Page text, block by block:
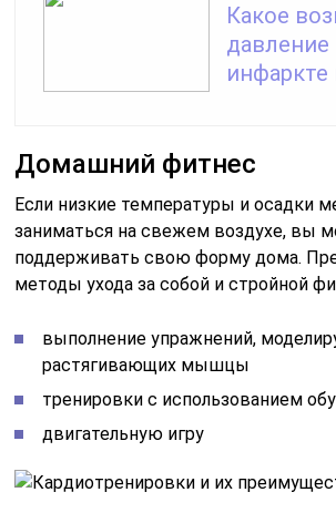
Какое
давление
Домашний фитнес
Если низкие температуры и осадки
заниматься на свежем воздухе, вы
поддерживать свою форму дома.
методы ухода за собой и стройной
выполнение упражнений,
растягивающих мышцы
тренировки с использованием
двигательную игру